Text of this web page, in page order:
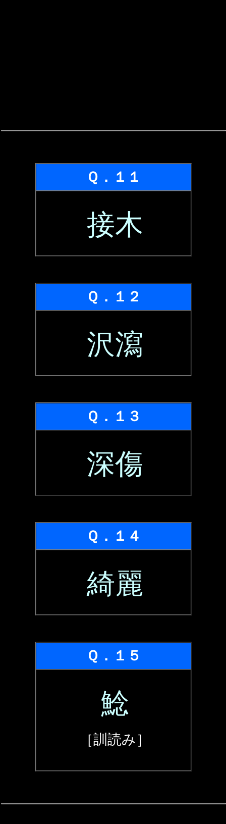
Ｑ．１１
接木
Ｑ．１２
沢瀉
Ｑ．１３
深傷
Ｑ．１４
綺麗
Ｑ．１５
鯰
［訓読み］